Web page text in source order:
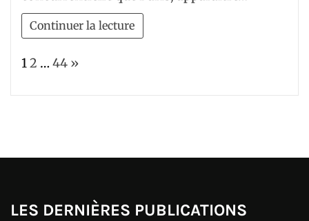
Continuer la lecture
Page:
12 … 44 Next
»
LES DERNIÈRES PUBLICATIONS